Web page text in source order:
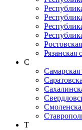
Рязанская
С
Самарская
Т